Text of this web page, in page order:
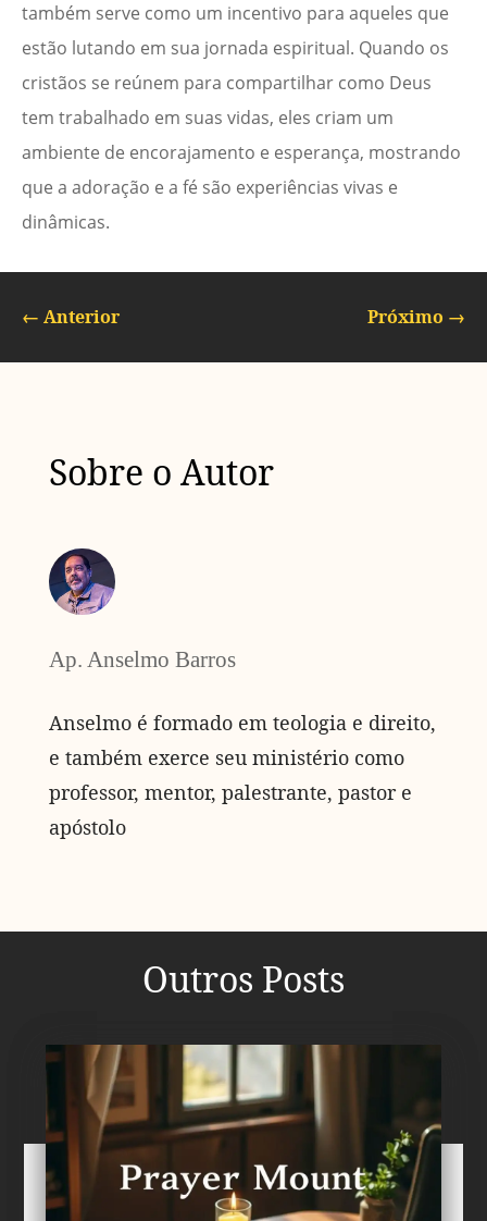
também serve como um incentivo para aqueles que
estão lutando em sua jornada espiritual. Quando os
cristãos se reúnem para compartilhar como Deus
tem trabalhado em suas vidas, eles criam um
ambiente de encorajamento e esperança, mostrando
que a adoração e a fé são experiências vivas e
dinâmicas.
← Anterior Próximo →
Sobre o Autor
Ap. Anselmo Barros
Anselmo é formado em teologia e direito,
e também exerce seu ministério como
professor, mentor, palestrante, pastor e
apóstolo
Outros Posts